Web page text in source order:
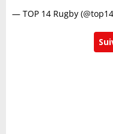
— TOP 14 Rugby